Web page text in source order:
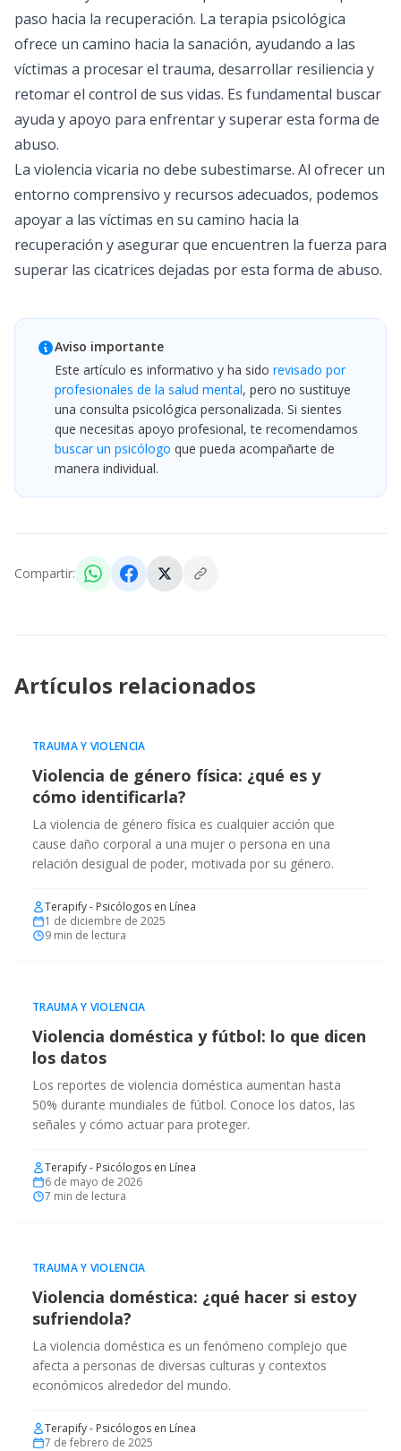
paso hacia la recuperación. La terapia psicológica
ofrece un camino hacia la sanación, ayudando a las
víctimas a procesar el trauma, desarrollar resiliencia y
retomar el control de sus vidas. Es fundamental buscar
ayuda y apoyo para enfrentar y superar esta forma de
abuso.
La violencia vicaria no debe subestimarse. Al ofrecer un
entorno comprensivo y recursos adecuados, podemos
apoyar a las víctimas en su camino hacia la
recuperación y asegurar que encuentren la fuerza para
superar las cicatrices dejadas por esta forma de abuso.
Aviso importante
Este artículo es informativo y ha sido revisado por
profesionales de la salud mental, pero no sustituye
una consulta psicológica personalizada. Si sientes
que necesitas apoyo profesional, te recomendamos
buscar un psicólogo que pueda acompañarte de
manera individual.
Compartir:
Artículos relacionados
TRAUMA Y VIOLENCIA
Violencia de género física: ¿qué es y
cómo identificarla?
La violencia de género física es cualquier acción que
cause daño corporal a una mujer o persona en una
relación desigual de poder, motivada por su género.
Terapify - Psicólogos en Línea
1 de diciembre de 2025
9 min de lectura
TRAUMA Y VIOLENCIA
Violencia doméstica y fútbol: lo que dicen
los datos
Los reportes de violencia doméstica aumentan hasta
50% durante mundiales de fútbol. Conoce los datos, las
señales y cómo actuar para proteger.
Terapify - Psicólogos en Línea
6 de mayo de 2026
7 min de lectura
TRAUMA Y VIOLENCIA
Violencia doméstica: ¿qué hacer si estoy
sufriendola?
La violencia doméstica es un fenómeno complejo que
afecta a personas de diversas culturas y contextos
económicos alrededor del mundo.
Terapify - Psicólogos en Línea
7 de febrero de 2025